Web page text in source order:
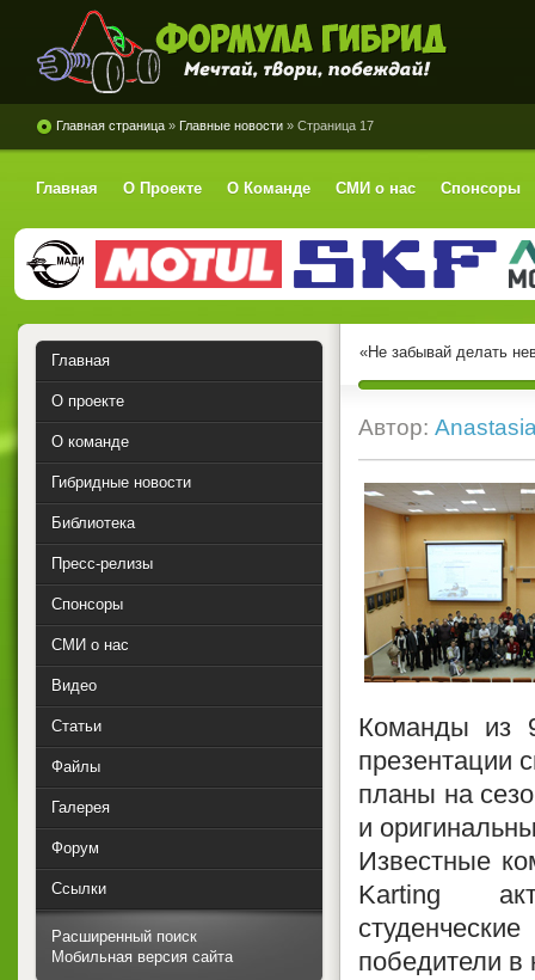
Формула Гибрид
Главная страница » Главные новости » Страница 17
Главная О Проекте О Команде СМИ о нас Спонсоры
«Не забывай делать
Автор:
Команды из
презентации
планы на
и
Известные
Karting
победители в
Главная
О проекте
О команде
Гибридные новости
Библиотека
Пресс-релизы
Спонсоры
СМИ о нас
Видео
Статьи
Файлы
Галерея
Форум
Ссылки
Расширенный поиск
Мобильная версия сайта